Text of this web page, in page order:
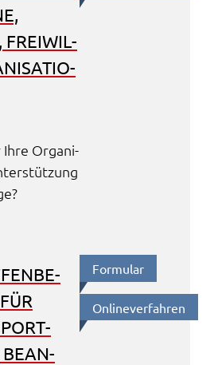
FREI­WIL­
Ihre Orga­ni­
BEAN­
Formu­lar
Online­ver­fah­ren